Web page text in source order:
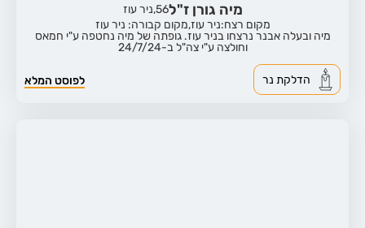
מיה גורן ז"ל56, ניר עוז
מקום רצח:ניר עוז,מקום קבורה: ניר עוז
מיה ובעלה אבנר נרצחו בניר עוז. גופתה של מיה נחטפה ע"י חמאס
וחולצה ע"י צה"ל ב-24/7/24
לפוסט המלא הדלקת נר